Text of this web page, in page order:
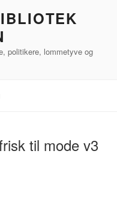
politikere, lommetyve og
til mode v3